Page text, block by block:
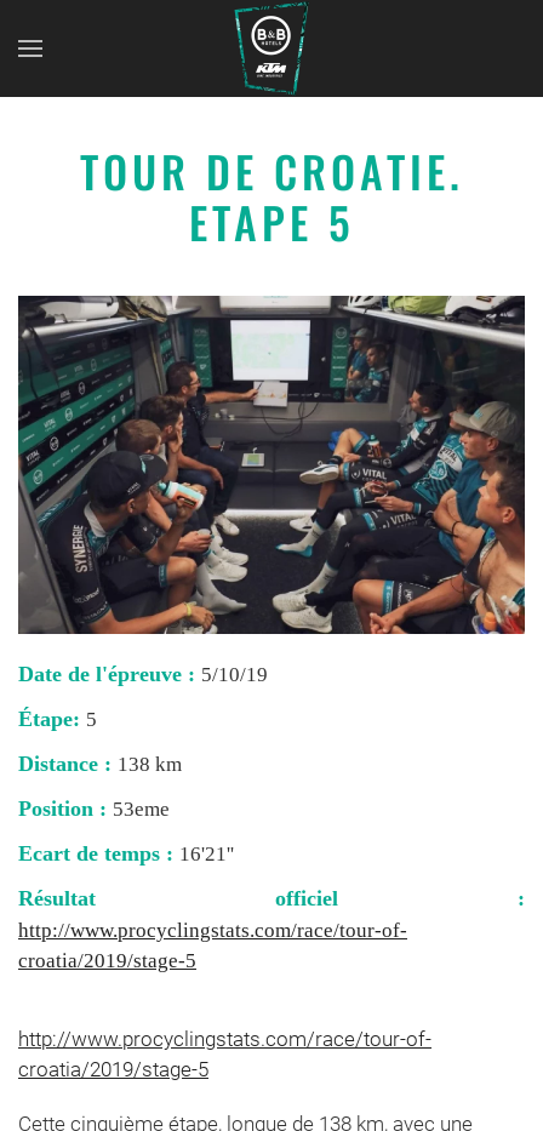
TOUR DE CROATIE.
ETAPE 5
Date de l'épreuve : 5/10/19
Étape: 5
Distance : 138 km
Position : 53eme
Ecart de temps : 16'21''
Résultat officiel :
http://www.procyclingstats.com/race/tour-of-
croatia/2019/stage-5
http://www.procyclingstats.com/race/tour-of-
croatia/2019/stage-5
Cette cinquième étape, longue de 138 km, avec une